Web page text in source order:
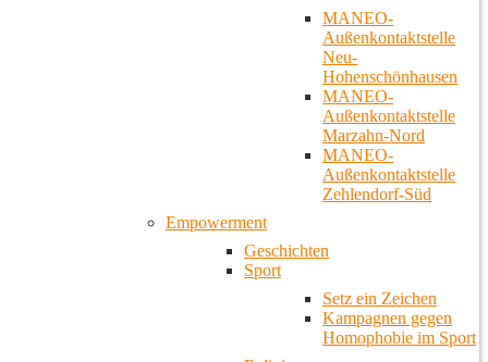
MANEO-
Außenkontaktstelle
Neu-
Hohenschönhausen
MANEO-
Außenkontaktstelle
Marzahn-Nord
MANEO-
Außenkontaktstelle
Zehlendorf-Süd
Empowerment
Geschichten
Sport
Setz ein Zeichen
Kampagnen gegen
Homophobie im Sport